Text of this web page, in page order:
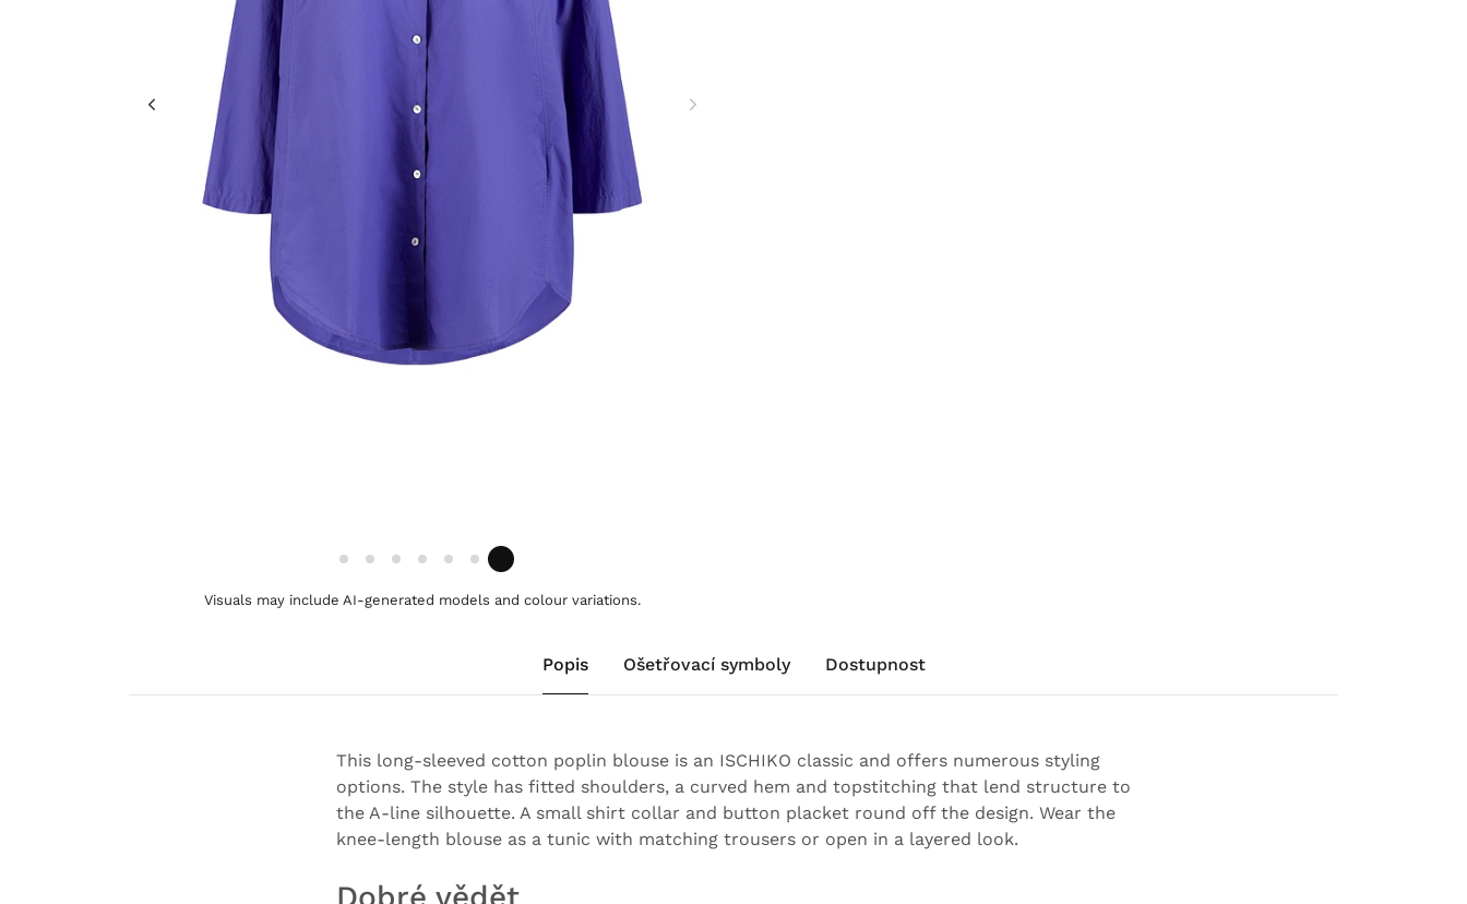
Visuals may include AI-generated models and colour variations.
Popis Ošetřovací symboly Dostupnost
This long-sleeved cotton poplin blouse is an ISCHIKO classic and offers numerous styling
options. The style has fitted shoulders, a curved hem and topstitching that lend structure to
the A-line silhouette. A small shirt collar and button placket round off the design. Wear the
knee-length blouse as a tunic with matching trousers or open in a layered look.